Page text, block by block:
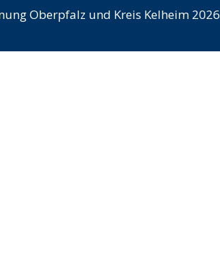
Oberpfalz und Kreis Kelheim 2026